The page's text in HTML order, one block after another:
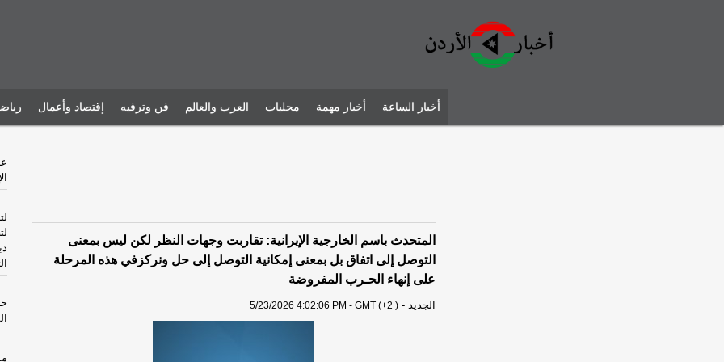
أخبار الساعة أخبار مهمة محليات العرب والعالم فن وترفيه إقتصاد وأعمال
المتحدث باسم الخارجية الإيرانية: تقاربت وجهات النظر لكن ليس بمعنى
التوصل إلى اتفاق بل بمعنى إمكانية التوصل إلى حل ونركزفي هذه المرحلة
على إنهاء الحـرب المفروضة
الجديد -
5/23/2026 4:02:06 PM - GMT (+2 )